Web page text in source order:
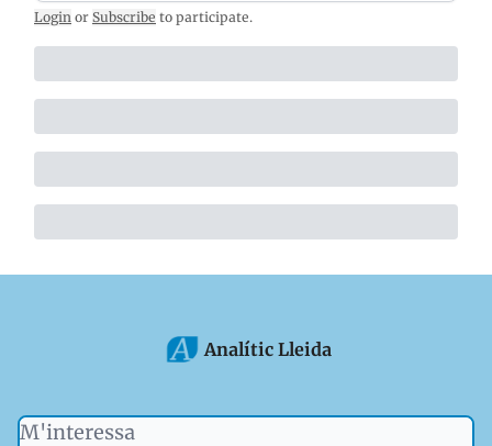
Login or Subscribe to participate.
Analític Lleida